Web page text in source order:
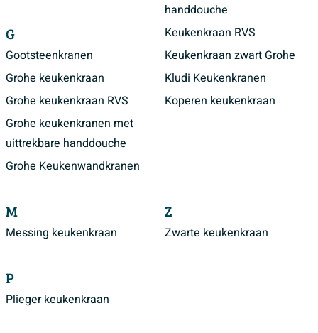
G
Gootsteenkranen
Grohe keukenkraan
Grohe keukenkraan RVS
Grohe keukenkranen met
uittrekbare handdouche
Grohe Keukenwandkranen
handdouche
Keukenkraan RVS
Keukenkraan zwart Grohe
Kludi Keukenkranen
Koperen keukenkraan
M
Messing keukenkraan
P
Plieger keukenkraan
Z
Zwarte keukenkraan